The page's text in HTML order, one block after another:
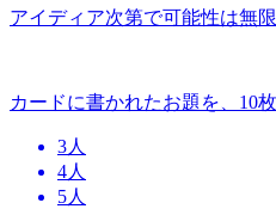
アイディア次第で可能性は無限
カードに書かれたお題を、10
3人
4人
5人